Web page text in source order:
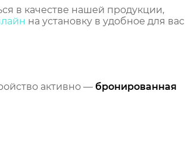
в качестве нашей продукции,
на установку в удобное для вас
активно — бронированная